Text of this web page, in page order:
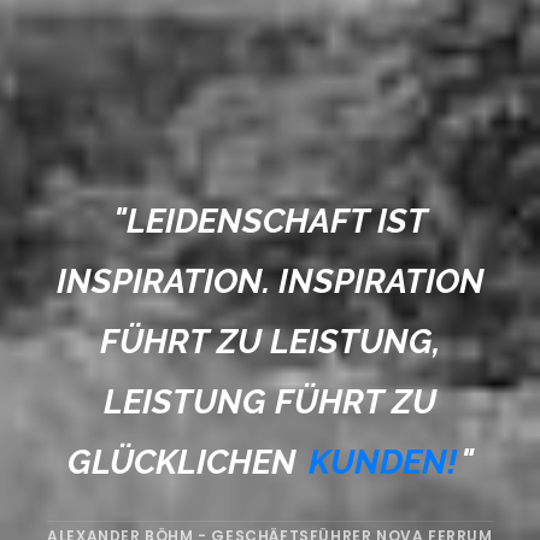
"LEIDENSCHAFT IST
INSPIRATION. INSPIRATION
FÜHRT ZU LEISTUNG,
LEISTUNG FÜHRT ZU
GLÜCKLICHEN KUNDEN!"
ALEXANDER BÖHM - GESCHÄFTSFÜHRER NOVA FERRUM